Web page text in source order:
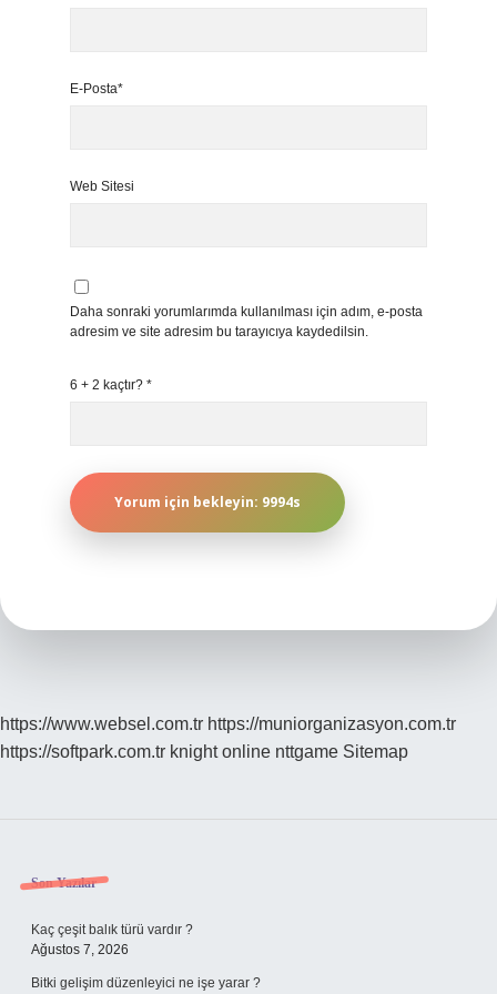
E-Posta*
Web Sitesi
Daha sonraki yorumlarımda kullanılması için adım, e-posta
adresim ve site adresim bu tarayıcıya kaydedilsin.
6 + 2 kaçtır? *
https://www.websel.com.tr https://muniorganizasyon.com.tr
https://softpark.com.tr knight online nttgame Sitemap
Sidebar
Son Yazılar
Kaç çeşit balık türü vardır ?
Ağustos 7, 2026
Bitki gelişim düzenleyici ne işe yarar ?